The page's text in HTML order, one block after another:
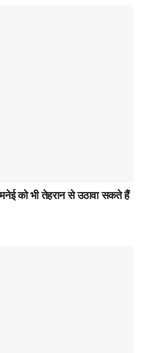
को भी तेहरान से उठावा सकते हैं